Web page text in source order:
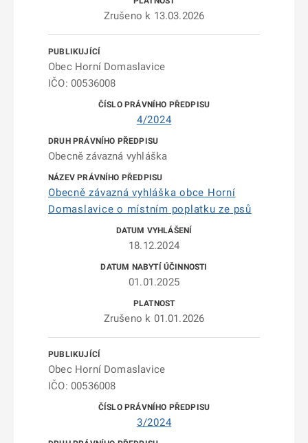
Zrušeno k 13.03.2026
Obec Horní Domaslavice
IČO: 00536008
4/2024
Obecně závazná vyhláška
Obecně závazná vyhláška obce Horní
Domaslavice o místním poplatku ze psů
18.12.2024
01.01.2025
Zrušeno k 01.01.2026
Obec Horní Domaslavice
IČO: 00536008
3/2024